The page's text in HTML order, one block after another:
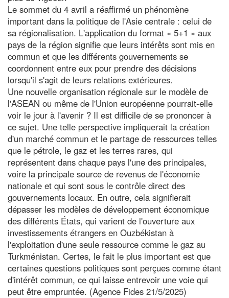
Le sommet du 4 avril a réaffirmé un phénomène
important dans la politique de l'Asie centrale : celui de
sa régionalisation. L'application du format « 5+1 » aux
pays de la région signifie que leurs intérêts sont mis en
commun et que les différents gouvernements se
coordonnent entre eux pour prendre des décisions
lorsqu'il s'agit de leurs relations extérieures.
Une nouvelle organisation régionale sur le modèle de
l'ASEAN ou même de l'Union européenne pourrait-elle
voir le jour à l'avenir ? Il est difficile de se prononcer à
ce sujet. Une telle perspective impliquerait la création
d'un marché commun et le partage de ressources telles
que le pétrole, le gaz et les terres rares, qui
représentent dans chaque pays l'une des principales,
voire la principale source de revenus de l'économie
nationale et qui sont sous le contrôle direct des
gouvernements locaux. En outre, cela signifierait
dépasser les modèles de développement économique
des différents États, qui varient de l'ouverture aux
investissements étrangers en Ouzbékistan à
l'exploitation d'une seule ressource comme le gaz au
Turkménistan. Certes, le fait le plus important est que
certaines questions politiques sont perçues comme étant
d'intérêt commun, ce qui laisse entrevoir une voie qui
peut être empruntée. (Agence Fides 21/5/2025)